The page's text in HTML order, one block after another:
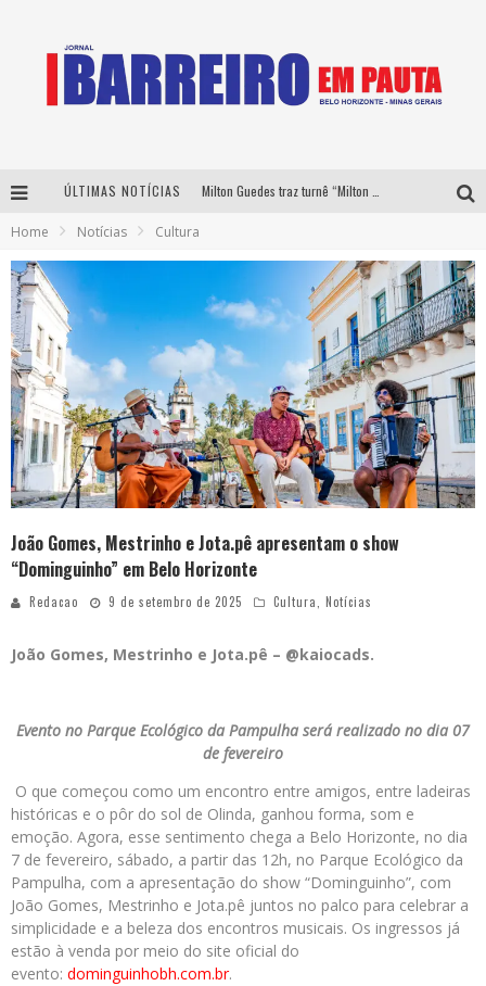
ÚLTIMAS NOTÍCIAS
É neste sábado: Marcelinho de Lima e Trio Virgulino agitam o Forró do Givanildo em Pedro Leopoldo
Yan traz a turnê nacional do PagodYANdo para Belo Horizonte
Home Notícias Cultura
João Gomes, Mestrinho e Jota.pê apresentam o show
“Dominguinho” em Belo Horizonte
Redacao 9 de setembro de 2025 Cultura, Notícias
João Gomes, Mestrinho e Jota.pê – @kaiocads.
Evento no Parque Ecológico da Pampulha será realizado no dia 07
de fevereiro
O que começou como um encontro entre amigos, entre ladeiras
históricas e o pôr do sol de Olinda, ganhou forma, som e
emoção. Agora, esse sentimento chega a Belo Horizonte, no dia
7 de fevereiro, sábado, a partir das 12h, no Parque Ecológico da
Pampulha, com a apresentação do show “Dominguinho”, com
João Gomes, Mestrinho e Jota.pê juntos no palco para celebrar a
simplicidade e a beleza dos encontros musicais. Os ingressos já
estão à venda por meio do site oficial do
evento: dominguinhobh.com.br.